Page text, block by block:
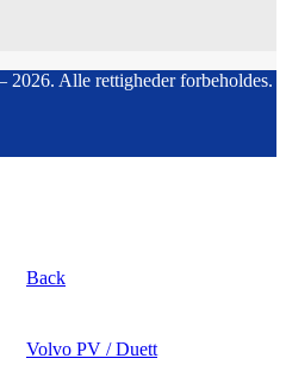
Alle rettigheder forbeholdes.
Back
Volvo PV / Duett